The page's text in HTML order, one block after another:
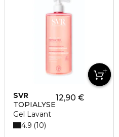
SVR
TOPIALYSE
Gel Lavant
12,90 €
4.9 10